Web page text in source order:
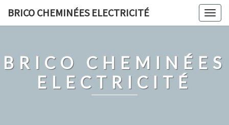
BRICO CHEMINÉES ELECTRICITÉ
BRICO CHEMINÉES
ELECTRICITÉ